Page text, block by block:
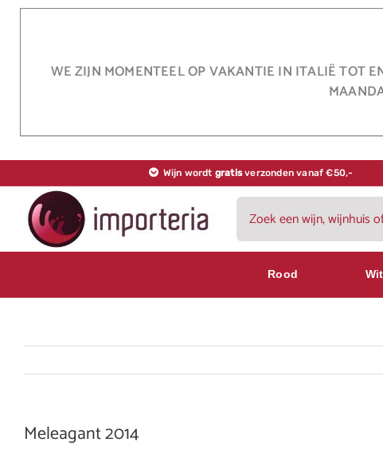
WE ZIJN MOMENTEEL OP VAKANTIE IN ITALIË TOT
Wijn wordt gratisverzonden vanaf €50,-
Zoeken
naar:
Rood Wit
Meleagant 2014